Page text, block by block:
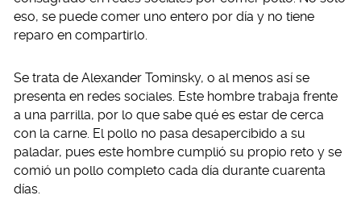
eso, se puede comer uno entero por día y no tiene
reparo en compartirlo.
Se trata de Alexander Tominsky, o al menos así se
presenta en redes sociales. Este hombre trabaja frente
a una parrilla, por lo que sabe qué es estar de cerca
con la carne. El pollo no pasa desapercibido a su
paladar, pues este hombre cumplió su propio reto y se
comió un pollo completo cada día durante cuarenta
días.